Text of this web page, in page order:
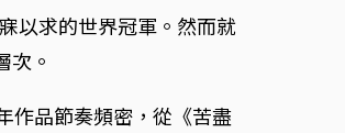
以求的世界冠軍。然而就
次。
作品節奏頻密，從《苦盡